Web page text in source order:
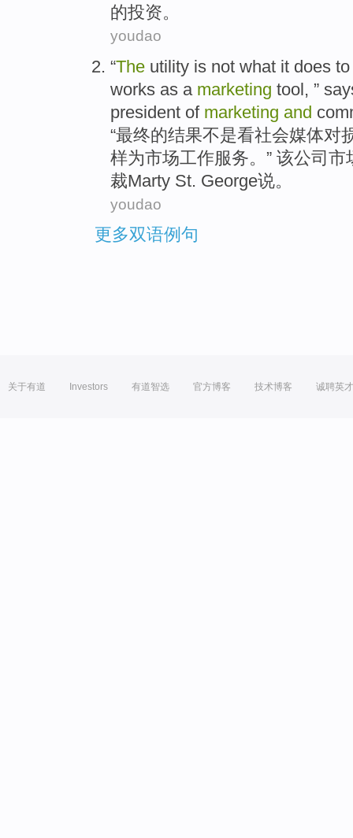
的投资。
youdao
“The utility is not what it does to
works as a marketing tool, ”
president of marketing and
“最终的结果不是看社会媒体对
样为市场工作服务。” 该公司市
裁Marty St. George说。
youdao
更多双语例句
关于有道 Investors 有道智选 官方博客 技术博客 诚聘英才